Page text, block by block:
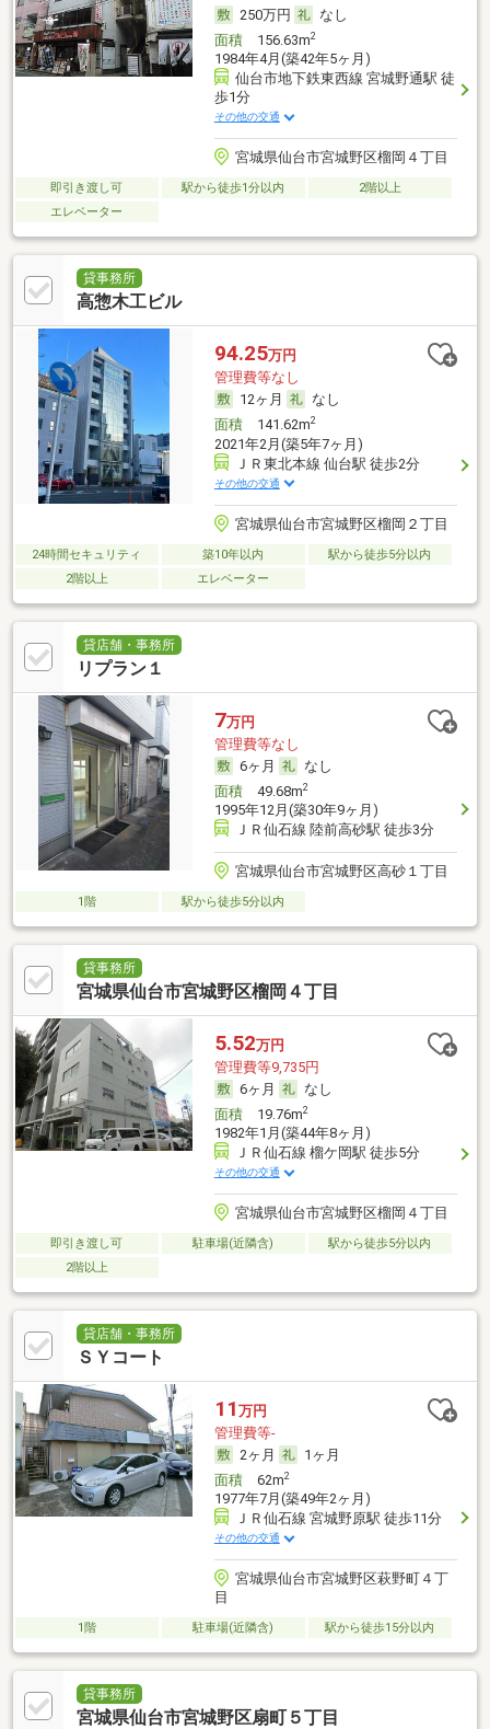
250万円
なし
面積156.63m2
1984年4月(築42年5ヶ月)
仙台市地下鉄東西線 宮城野通駅 徒
歩1分
その他の交通
宮城県仙台市宮城野区榴岡４丁目
即引き渡し可 駅から徒歩1分以内
2階以上
エレベーター
貸事務所
高惣木工ビル
94.25万円
管理費等なし
12ヶ月
なし
面積141.62m2
2021年2月(築5年7ヶ月)
ＪＲ東北本線 仙台駅 徒歩2分
その他の交通
宮城県仙台市宮城野区榴岡２丁目
24時間セキュリティ 築10年以内
駅から徒歩5分以内
2階以上
エレベーター
貸店舗・事務所
リプラン１
7万円
管理費等なし
6ヶ月
なし
面積49.68m2
1995年12月(築30年9ヶ月)
ＪＲ仙石線 陸前高砂駅 徒歩3分
宮城県仙台市宮城野区高砂１丁目
1階 駅から徒歩5分以内
貸事務所
宮城県仙台市宮城野区榴岡４丁目
5.52万円
管理費等9,735円
6ヶ月
なし
面積19.76m2
1982年1月(築44年8ヶ月)
ＪＲ仙石線 榴ケ岡駅 徒歩5分
その他の交通
宮城県仙台市宮城野区榴岡４丁目
即引き渡し可 駐車場(近隣含)
駅から徒歩5分以内
2階以上
貸店舗・事務所
ＳＹコート
11 万円
管理費等-
2ヶ月
1ヶ月
面積62m2
1977年7月(築49年2ヶ月)
ＪＲ仙石線 宮城野原駅 徒歩11分
その他の交通
宮城県仙台市宮城野区萩野町４丁
目
1階 駐車場(近隣含) 駅から徒歩15分以内
貸事務所
宮城県仙台市宮城野区扇町５丁目